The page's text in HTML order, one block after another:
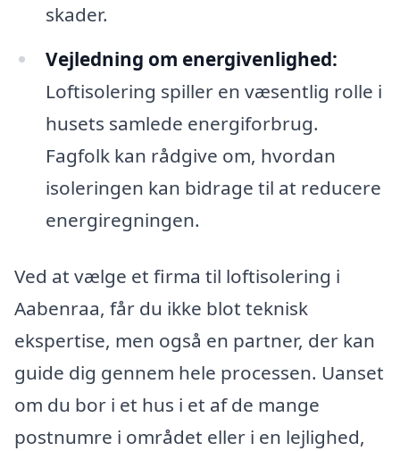
skader.
Vejledning om energivenlighed:
Loftisolering spiller en væsentlig rolle i
husets samlede energiforbrug.
Fagfolk kan rådgive om, hvordan
isoleringen kan bidrage til at reducere
energiregningen.
Ved at vælge et firma til loftisolering i
Aabenraa, får du ikke blot teknisk
ekspertise, men også en partner, der kan
guide dig gennem hele processen. Uanset
om du bor i et hus i et af de mange
postnumre i området eller i en lejlighed,